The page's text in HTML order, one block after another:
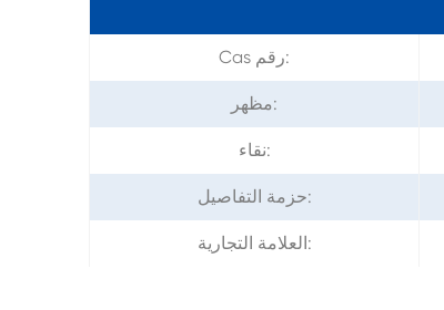
Cas رقم:
مظهر:
نقاء:
حزمة التفاصيل:
العلامة التجارية: